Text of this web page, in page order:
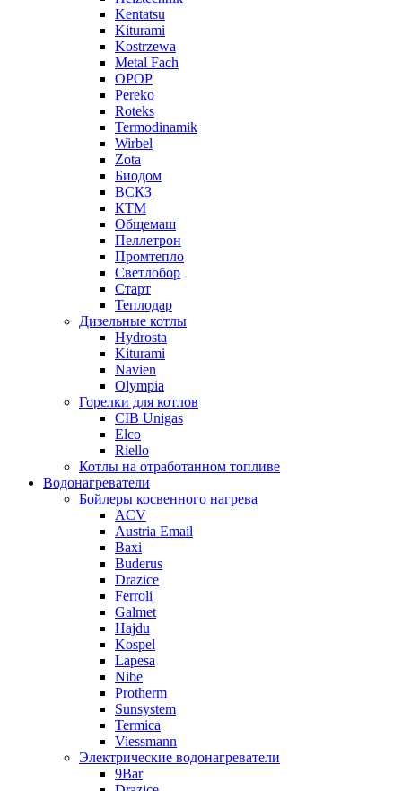
Kentatsu
Kiturami
Kostrzewa
Metal Fach
OPOP
Pereko
Roteks
Termodinamik
Wirbel
Zota
Биодом
ВСКЗ
КТМ
Общемаш
Пеллетрон
Промтепло
Светлобор
Старт
Теплодар
Дизельные котлы
Hydrosta
Kiturami
Navien
Olympia
Горелки для котлов
CIB Unigas
Elco
Riello
Котлы на отработанном топливе
Водонагреватели
Бойлеры косвенного нагрева
ACV
Austria Email
Baxi
Buderus
Drazice
Ferroli
Galmet
Hajdu
Kospel
Lapesa
Nibe
Protherm
Sunsystem
Termica
Viessmann
Электрические водонагреватели
9Bar